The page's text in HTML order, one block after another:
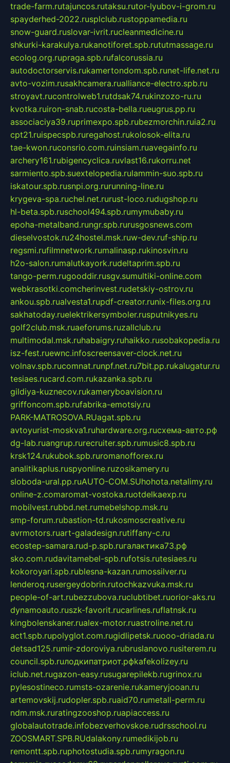
trade-farm.rutajuncos.rutaksu.rutor-lyubov-i-grom.ru
spayderhed-2022.rusplclub.rustoppamedia.ru
snow-guard.ruslovar-ivrit.rucleanmedicine.ru
shkurki-karakulya.rukanotiforet.spb.rututmassage.ru
ecolog.org.rupraga.spb.rufalcorussia.ru
autodoctorservis.rukamertondom.spb.runet-life.net.ru
avto-vozim.rusakhcamera.rualliance-electro.spb.ru
stroyavt.rucontrolweb1.rutdsak74.rukinzozo-ru.ru
kvotka.ruiron-snab.rucosta-bella.rueugrus.pp.ru
associaciya39.ruprimexpo.spb.rubezmorchin.ruia2.ru
cpt21.ruispecspb.ruregahost.rukolosok-elita.ru
tae-kwon.ruconsrio.com.ruinsiam.ruavegainfo.ru
archery161.rubigencyclica.ruvlast16.rukorru.net
sarmiento.spb.suextelopedia.rulammin-suo.spb.ru
iskatour.spb.rusnpi.org.rurunning-line.ru
krygeva-spa.ruchel.net.rurust-loco.rudugshop.ru
hl-beta.spb.ruschool494.spb.rumymubaby.ru
epoha-metalband.rungr.spb.rurusgosnews.com
dieselvostok.ru24hostel.msk.ruw-dev.ruf-ship.ru
regsmi.rufilmnetwork.rumalinasp.rukinosvin.ru
h2o-salon.rumalutkayork.rudeltaprim.spb.ru
tango-perm.rugooddir.rusgv.sumultiki-online.com
webkrasotki.comcherinvest.rudetskiy-ostrov.ru
ankou.spb.rualvesta1.rupdf-creator.runix-files.org.ru
sakhatoday.ruelektrikersymboler.rusputnikyes.ru
golf2club.msk.ruaeforums.ruzallclub.ru
multimodal.msk.ruhabaigry.ruhaikko.rusobakopedia.ru
isz-fest.ruewnc.infoscreensaver-clock.net.ru
volnav.spb.rucomnat.runpf.net.ru7bit.pp.rukalugatur.ru
tesiaes.rucard.com.rukazanka.spb.ru
gildiya-kuznecov.rukameryboavision.ru
griffoncom.spb.rufabrika-emotsiy.ru
PARK-MATROSOVA.RUagat.spb.ru
avtoyurist-moskva1.ruhardware.org.ruсхема-авто.рф
dg-lab.ruangrup.rurecruiter.spb.rumusic8.spb.ru
krsk124.rukubok.spb.ruromanofforex.ru
analitikaplus.ruspyonline.ruzosikamery.ru
sloboda-ural.pp.ruAUTO-COM.SUhohota.netalimy.ru
online-z.comaromat-vostoka.ruotdelkaexp.ru
mobilvest.rubbd.net.rumebelshop.msk.ru
smp-forum.rubastion-td.rukosmoscreative.ru
avrmotors.ruart-galadesign.rutiffany-c.ru
ecostep-samara.rud-p.spb.ruгалактика73.рф
sko.com.rudavitamebel-spb.rufotsis.rutesiaes.ru
kokoroyari.spb.rublesna-kazan.rumossilver.ru
lenderoq.rusergeydobrin.rutochkazvuka.msk.ru
people-of-art.rubezzubova.ruclubtibet.ruorior-aks.ru
dynamoauto.ruszk-favorit.rucarlines.ruflatnsk.ru
kingbolenskaner.rualex-motor.ruastroline.net.ru
act1.spb.rupolyglot.com.rugidlipetsk.ruooo-driada.ru
detsad125.rumir-zdoroviya.rubruslanovo.rusiterem.ru
council.spb.ruлодкипатриот.рфkafekolizey.ru
iclub.net.rugazon-easy.rusugarepilekb.rugrinox.ru
pylesostineco.rumsts-ozarenie.rukameryjooan.ru
artemovskij.rudopler.spb.ruaid70.rumetall-perm.ru
ndm.msk.ruratingzooshop.ruapiaccess.ru
globalautotrade.infobezverhovskoe.rudrsschool.ru
ZOOSMART.SPB.RUdalakony.rumedikijob.ru
remontt.spb.ruphotostudia.spb.rumyragon.ru